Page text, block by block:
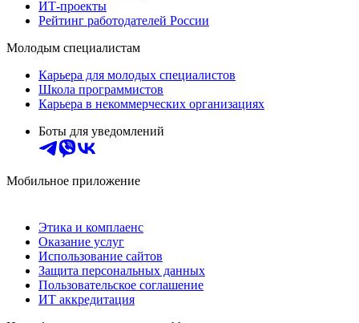
ИТ-проекты
Рейтинг работодателей России
Молодым специалистам
Карьера для молодых специалистов
Школа программистов
Карьера в некоммерческих организациях
Боты для уведомлений
Мобильное приложение
Этика и комплаенс
Оказание услуг
Использование сайтов
Защита персональных данных
Пользовательское соглашение
ИТ аккредитация